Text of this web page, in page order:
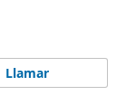
Llamar